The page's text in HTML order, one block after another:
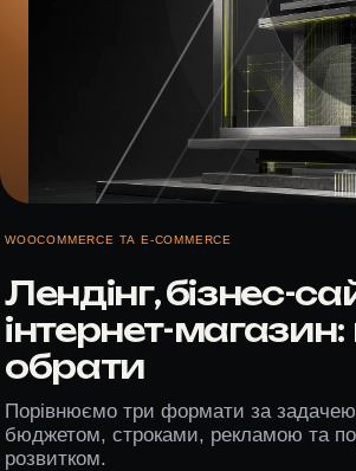
WOOCOMMERCE ТА E-COMMERCE
Лендінг, бізнес-
інтернет-
обрати
Порівнюємо три формати за
бюджетом, строками, рекламою та
розвитком.